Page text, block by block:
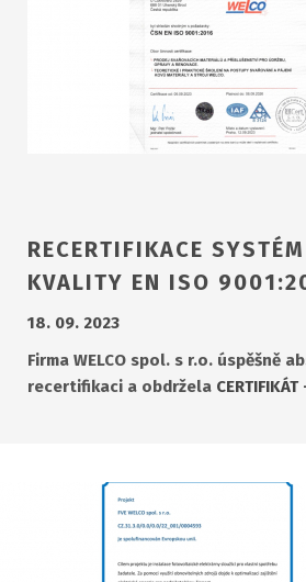
RECERTIFIKACE
KVALITY EN ISO
18. 09. 2023
Firma WELCO spol. s r.o. úspěšně
recertifikaci a obdržela